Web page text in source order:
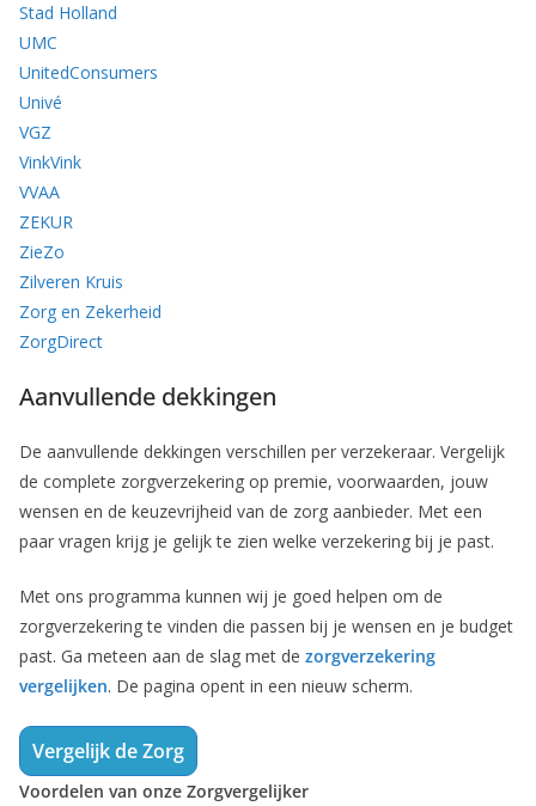
Stad Holland
UMC
UnitedConsumers
Univé
VGZ
VinkVink
VVAA
ZEKUR
ZieZo
Zilveren Kruis
Zorg en Zekerheid
ZorgDirect
Aanvullende dekkingen
De aanvullende dekkingen verschillen per verzekeraar. Vergelijk
de complete zorgverzekering op premie, voorwaarden, jouw
wensen en de keuzevrijheid van de zorg aanbieder. Met een
paar vragen krijg je gelijk te zien welke verzekering bij je past.
Met ons programma kunnen wij je goed helpen om de
zorgverzekering te vinden die passen bij je wensen en je budget
past. Ga meteen aan de slag met de zorgverzekering
vergelijken. De pagina opent in een nieuw scherm.
Vergelijk de Zorg
Voordelen van onze Zorgvergelijker